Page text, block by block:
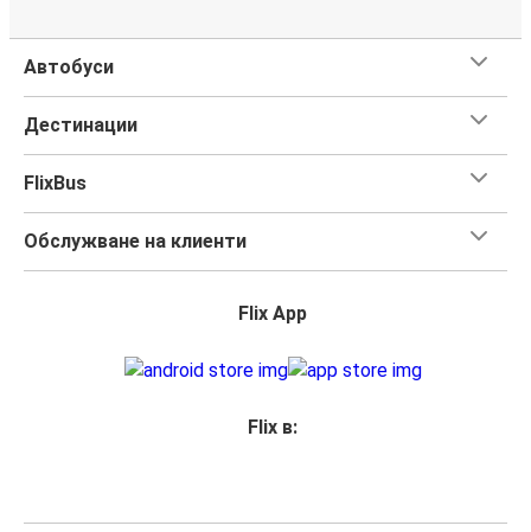
Автобуси
Дестинации
FlixBus
Обслужване на клиенти
Flix App
Flix в: